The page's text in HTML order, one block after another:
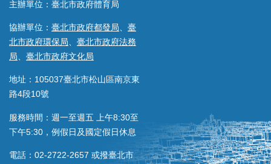
主辦單位：臺北市政府體育局
協辦單位： 臺北市政府都發局
臺
北市政府環保局
臺北市政府法務
局
臺北市政府文化局
地址：105037臺北市松山區南京東
路4段10號
服務時間：週一至週五 上午8:30至
下午5:30，例假日及國定假日休息
電話：02-2722-2657 或撥臺北市